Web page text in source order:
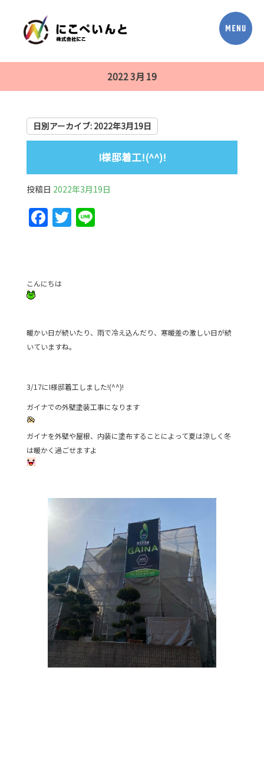
2022 3月 19
日別アーカイブ: 2022年3月19日
I様邸着工!(^^)!
投稿日 2022年3月19日
F
e
b
o
k
T Li
こんにちは
暖かい日が続いたり、雨で冷え込んだり、寒暖差の激しい日が続
いていますね。
3/17にI様邸着工しました!(^^)!
ガイナでの外壁塗装工事になります
ガイナを外壁や屋根、内装に塗布することによって夏は涼しく冬
は暖かく過ごせますよ